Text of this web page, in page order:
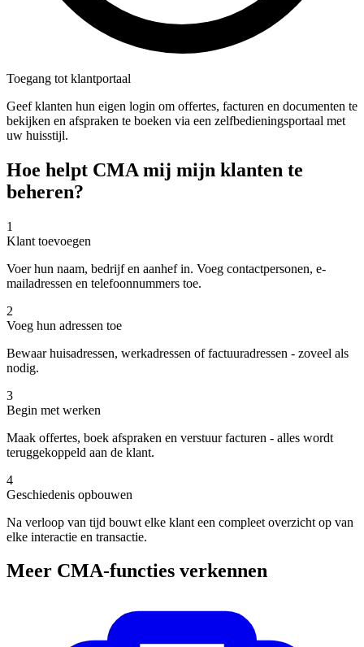
Toegang tot klantportaal
Geef klanten hun eigen login om offertes, facturen en documenten te
bekijken en afspraken te boeken via een zelfbedieningsportaal met
uw huisstijl.
Hoe helpt CMA mij mijn klanten te
beheren?
1
Klant toevoegen
Voer hun naam, bedrijf en aanhef in. Voeg contactpersonen, e-
mailadressen en telefoonnummers toe.
2
Voeg hun adressen toe
Bewaar huisadressen, werkadressen of factuuradressen - zoveel als
nodig.
3
Begin met werken
Maak offertes, boek afspraken en verstuur facturen - alles wordt
teruggekoppeld aan de klant.
4
Geschiedenis opbouwen
Na verloop van tijd bouwt elke klant een compleet overzicht op van
elke interactie en transactie.
Meer CMA-functies verkennen